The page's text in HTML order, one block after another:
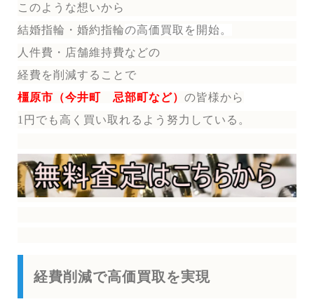
このような想いから
結婚指輪・婚約指輪の高価買取を開始。
人件費・店舗維持費などの
経費を削減することで
橿原市（今井町 忌部町など） の皆様から
1円でも高く買い取れるよう努力している。
経費削減で高価買取を実現